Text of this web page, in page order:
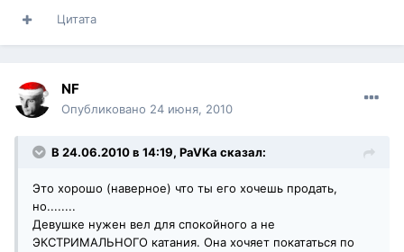
Цитата
NF
Опубликовано 24 июня, 2010
В 24.06.2010 в 14:19, PaVKa сказал:
Это хорошо (наверное) что ты его хочешь продать,
но........
Девушке нужен вел для спокойного а не
ЭКСТРИМАЛЬНОГО катания. Она хочяет покататься по